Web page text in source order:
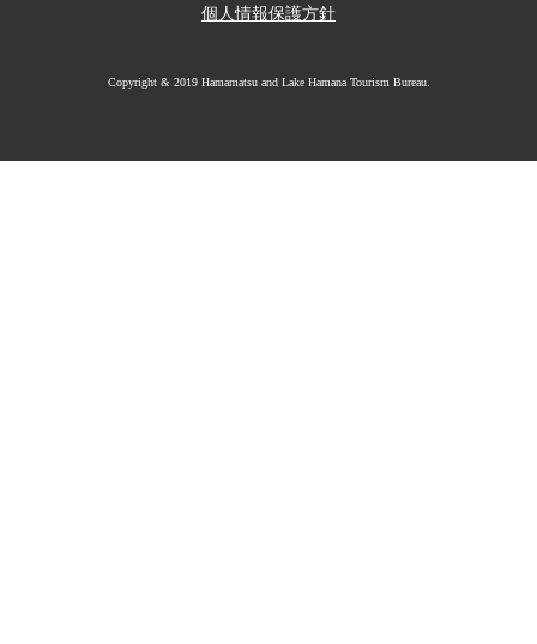
個人情報保護方針
Copyright & 2019 Hamamatsu and Lake Hamana Tourism Bureau.